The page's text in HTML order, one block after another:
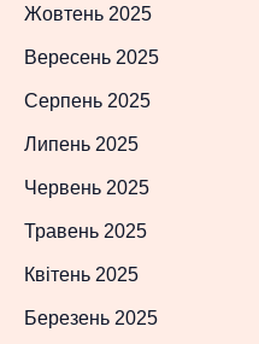
Жовтень 2025
Вересень 2025
Серпень 2025
Липень 2025
Червень 2025
Травень 2025
Квітень 2025
Березень 2025